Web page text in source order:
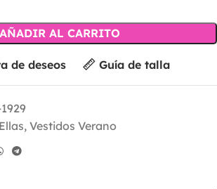
AÑADIR AL CARRITO
de deseos Guía de talla
, Vestidos Verano